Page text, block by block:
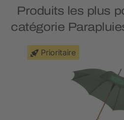
Produits les plus
catégorie
Prioritaire